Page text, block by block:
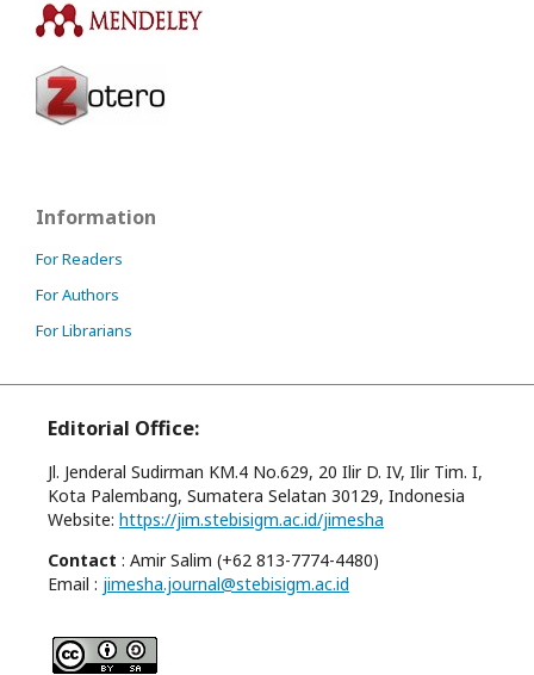
Information
For Readers
For Authors
For Librarians
Editorial Office:
Jl. Jenderal Sudirman KM.4 No.629, 20 Ilir D. IV, Ilir Tim. I,
Kota Palembang, Sumatera Selatan 30129, Indonesia
Website: https://jim.stebisigm.ac.id/jimesha
Contact : Amir Salim (+62 813-7774-4480)
Email : jimesha.journal@stebisigm.ac.id